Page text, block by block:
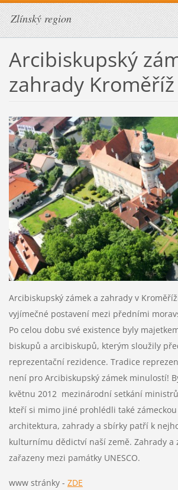
Zlínský region
Arcibiskupský
zahrady Kroměříž
Arcibiskupský zámek a zahrady v
vyjímečné postavení mezi předními
Po celou dobu své existence byly
biskupů a arcibiskupů, kterým sloužily
reprezentační rezidence. Tradice
není pro Arcibiskupský zámek minulostí!
květnu 2012 mezinárodní setkání
kteří si mimo jiné prohlédli také
architektura, zahrady a sbírky patří k
kulturnímu dědictví naší země. Zahrady a
zařazeny mezi památky UNESCO.
www stránky - ZDE